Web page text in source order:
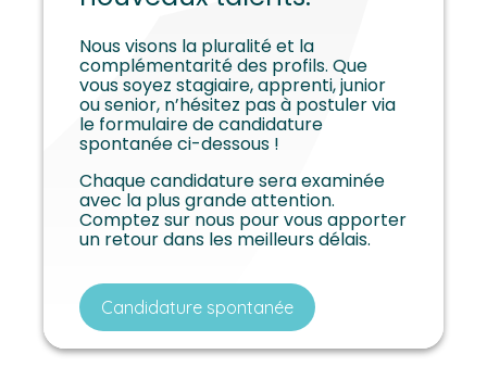
Nous visons la pluralité et la
complémentarité des profils. Que
vous soyez stagiaire, apprenti, junior
ou senior, n’hésitez pas à postuler via
le formulaire de candidature
spontanée ci-dessous !
Chaque candidature sera examinée
avec la plus grande attention.
Comptez sur nous pour vous apporter
un retour dans les meilleurs délais.
Candidature spontanée